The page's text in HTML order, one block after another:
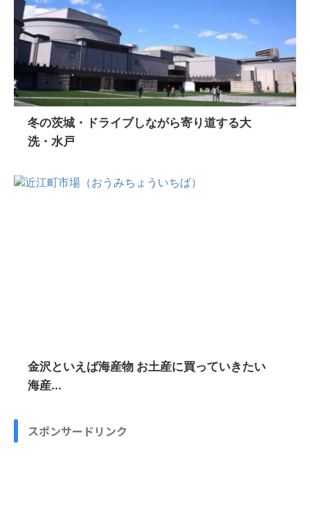
冬の茨城・ドライブしながら寄り道する大
洗・水戸
金沢といえば海産物 お土産に買っていきたい
海産...
スポンサードリンク